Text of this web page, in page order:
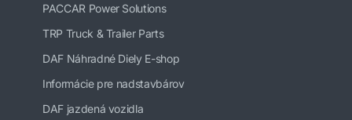
PACCAR Power Solutions
TRP Truck & Trailer Parts
DAF Náhradné Diely E-shop
Informácie pre nadstavbárov
DAF jazdená vozidla